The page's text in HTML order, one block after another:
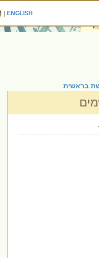
ENGLISH
|
בראשית